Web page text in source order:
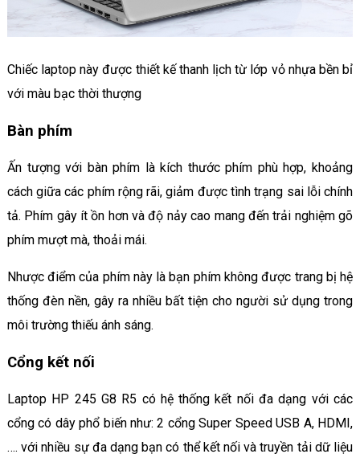
Chiếc laptop này được thiết kế thanh lịch từ lớp vỏ nhựa bền bỉ
với màu bạc thời thượng
Bàn phím
Ấn tượng với bàn phím là kích thước phím phù hợp, khoảng
cách giữa các phím rộng rãi, giảm được tình trạng sai lỗi chính
tả. Phím gây ít ồn hơn và độ nảy cao mang đến trải nghiệm gõ
phím mượt mà, thoải mái.
Nhược điểm của phím này là bạn phím không được trang bị hệ
thống đèn nền, gây ra nhiều bất tiện cho người sử dụng trong
môi trường thiếu ánh sáng.
Cổng kết nối
Laptop HP 245 G8 R5 có hệ thống kết nối đa dạng với các
cổng có dây phổ biến như: 2 cổng Super Speed USB A, HDMI,
…. với nhiều sự đa dạng bạn có thể kết nối và truyền tải dữ liệu